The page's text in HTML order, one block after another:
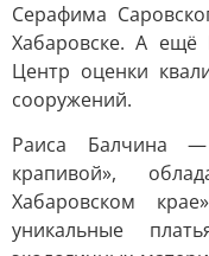
Серафима
Хабаровске. А
Центр оценки
сооружений.
Раиса Балчина
крапивой»,
Хабаровском
уникальные